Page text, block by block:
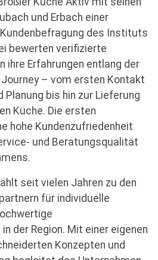
und Erbach einer
des Instituts
bewerten verifizierte
ihre Erfahrungen entlang der
– vom ersten Kontakt
Planung bis hin zur Lieferung
Küche. Die ersten
hohe Kundenzufriedenheit
und Beratungsqualität
seit vielen Jahren zu den
für individuelle
der Region. Mit einer eigenen
Konzepten und